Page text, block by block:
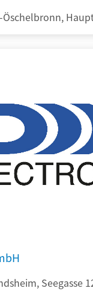
Seegasse